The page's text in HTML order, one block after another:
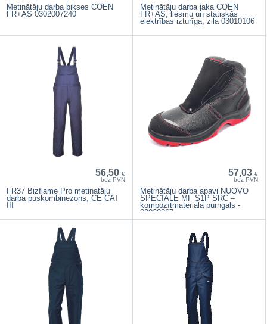
Metinātāju darba bikses COEN
FR+AS 0302007240
Metinātāju darba jaka COEN
FR+AS, liesmu un statiskās
elektrības izturīga, zila 03010106
56,50 €
bez PVN
FR37 Bizflame Pro metinatāju
darba puskombinezons, CE CAT
57,03 €
bez PVN
Metinātāju darba apavi NUOVO
SPECIALE MF S1P SRC –
kompozītmateriāla purngals -
02020867